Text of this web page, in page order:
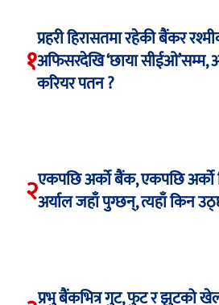
१
प्रहरी हिरासतमा रहेकी बैंकर
अफिसरदेखि ‘छाया सीईओ’सम्म,
करियर पतन ?
२एकपछि अर्को बैंक, एकपछि अर्को
अर्याल जहाँ पुग्छन्, त्यहाँ किन
प्रभु बैंकभित्र गुट, फुट र झुटको